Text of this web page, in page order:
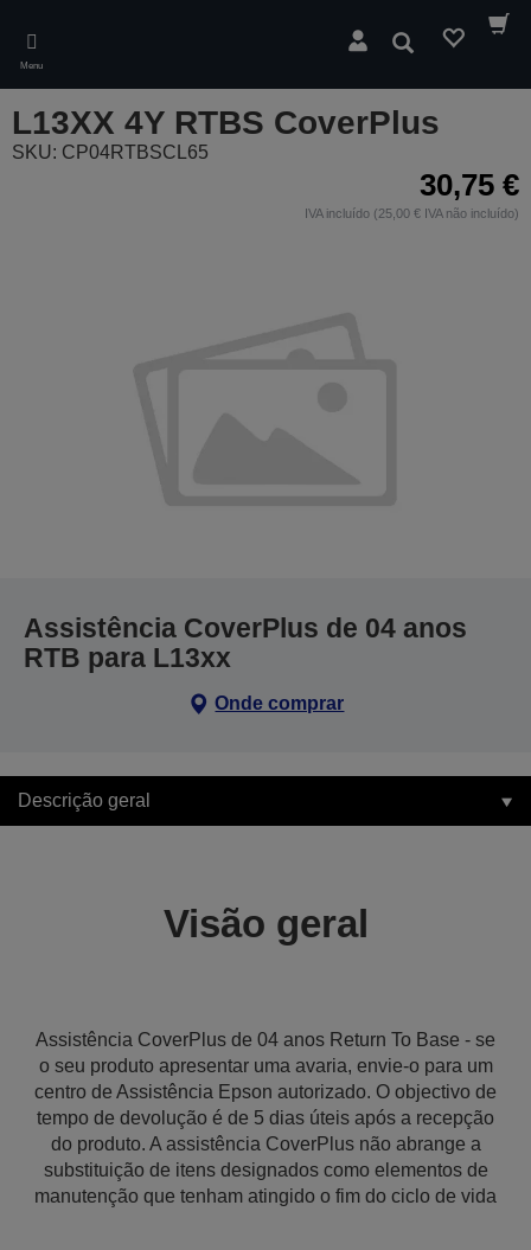
main
content
Menu
Pesquisar
L13XX 4Y RTBS CoverPlus
SKU: CP04RTBSCL65
30,75 €
IVA incluído (25,00 € IVA não incluído)
Assistência CoverPlus de 04 anos
RTB para L13xx
Onde comprar
Descrição geral
Visão geral
Assistência CoverPlus de 04 anos Return To Base - se
o seu produto apresentar uma avaria, envie-o para um
centro de Assistência Epson autorizado. O objectivo de
tempo de devolução é de 5 dias úteis após a recepção
do produto. A assistência CoverPlus não abrange a
substituição de itens designados como elementos de
manutenção que tenham atingido o fim do ciclo de vida